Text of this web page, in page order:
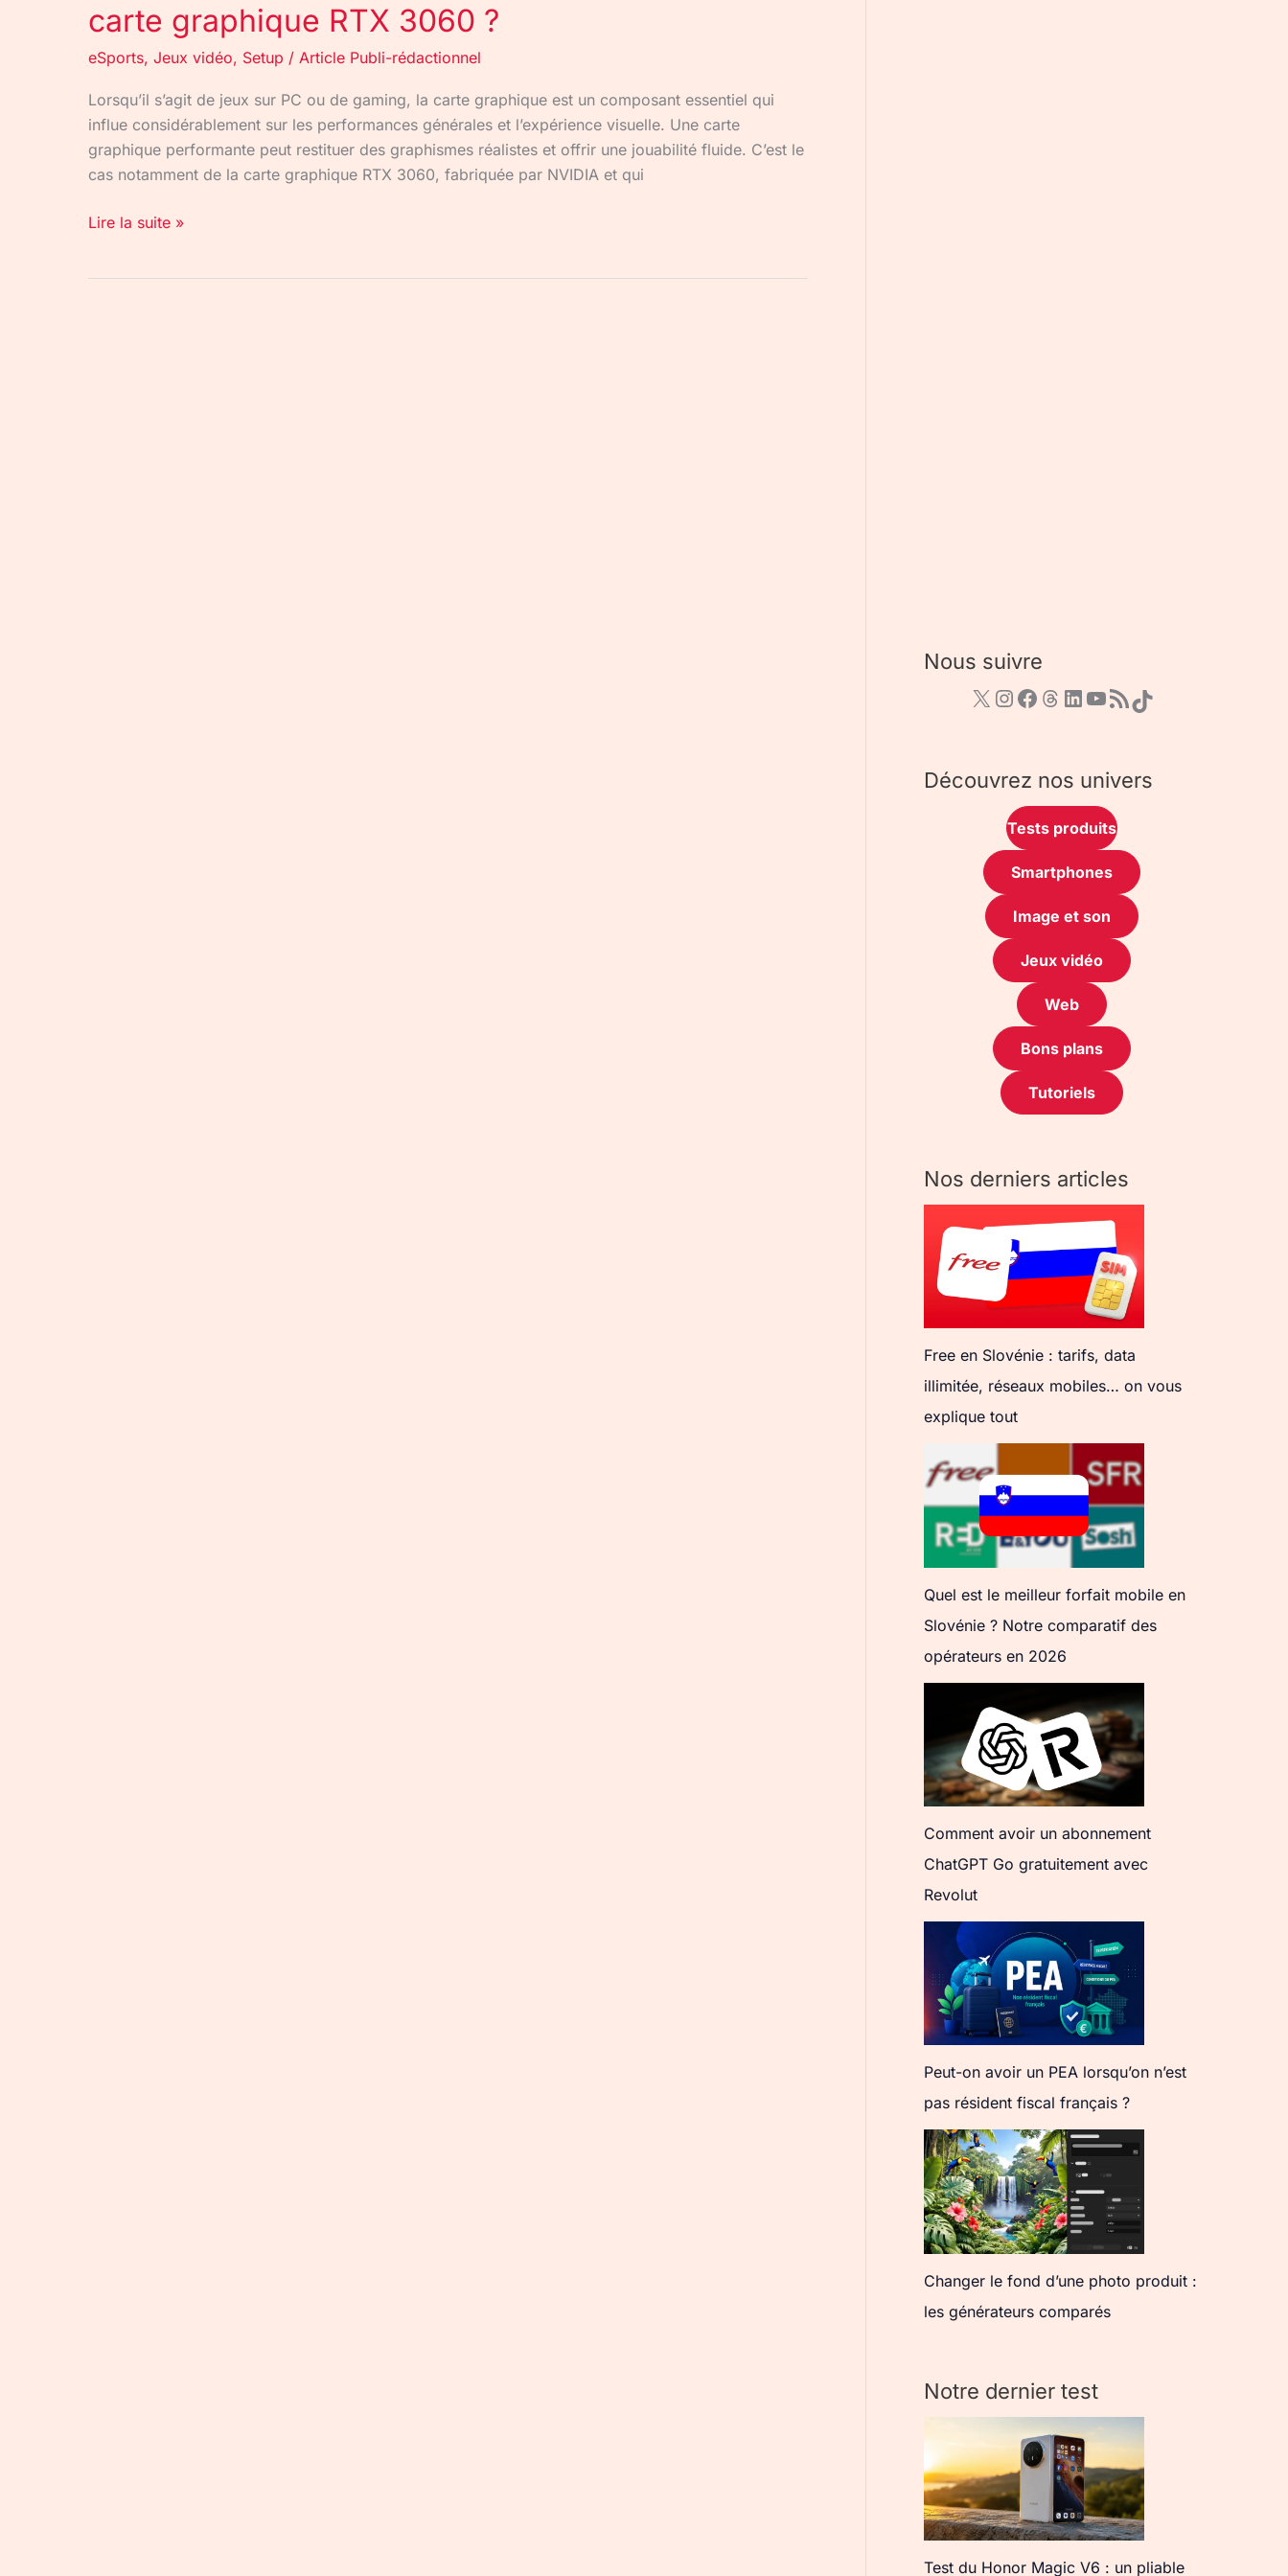
carte graphique RTX 3060 ?
eSports, Jeux vidéo, Setup / Article Publi-rédactionnel
Lorsqu’il s’agit de jeux sur PC ou de gaming, la carte graphique est un composant essentiel qui
influe considérablement sur les performances générales et l’expérience visuelle. Une carte
graphique performante peut restituer des graphismes réalistes et offrir une jouabilité fluide. C’est le
cas notamment de la carte graphique RTX 3060, fabriquée par NVIDIA et qui
Lire la suite »
Nous suivre
Découvrez nos univers
Tests produits
Smartphones
Image et son
Jeux vidéo
Web
Bons plans
Tutoriels
Nos derniers articles
Free en Slovénie : tarifs, data
illimitée, réseaux mobiles… on vous
explique tout
Quel est le meilleur forfait mobile en
Slovénie ? Notre comparatif des
opérateurs en 2026
Comment avoir un abonnement
ChatGPT Go gratuitement avec
Revolut
Peut-on avoir un PEA lorsqu’on n’est
pas résident fiscal français ?
Changer le fond d’une photo produit :
les générateurs comparés
Notre dernier test
Test du Honor Magic V6 : un pliable